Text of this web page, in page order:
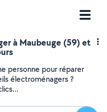
à Maubeuge (59) et
personne pour réparer
électroménagers ?